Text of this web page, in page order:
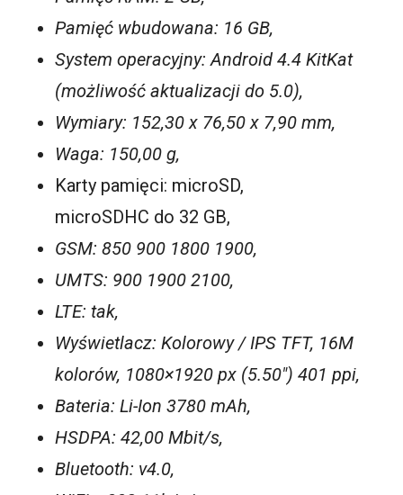
Pamięć wbudowana: 16 GB,
System operacyjny: Android 4.4 KitKat
(możliwość aktualizacji do 5.0),
Wymiary: 152,30 x 76,50 x 7,90 mm,
Waga: 150,00 g,
Karty pamięci: microSD,
microSDHC do 32 GB,
GSM: 850 900 1800 1900,
UMTS: 900 1900 2100,
LTE: tak,
Wyświetlacz: Kolorowy / IPS TFT, 16M
kolorów, 1080×1920 px (5.50″) 401 ppi,
Bateria: Li-Ion 3780 mAh,
HSDPA: 42,00 Mbit/s,
Bluetooth: v4.0,